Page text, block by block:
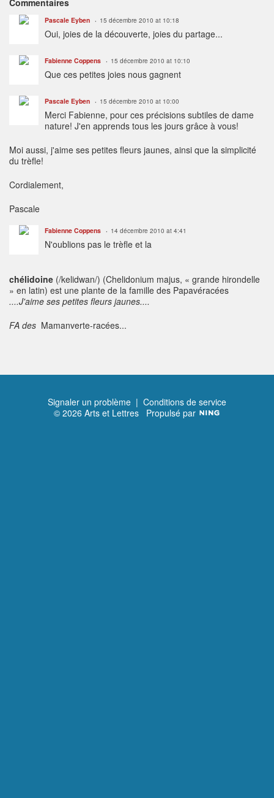
Pascale Eyben 15 décembre 2010 at 10:18
Oui, joies de la découverte, joies du partage...
Fabienne Coppens 15 décembre 2010 at 10:10
Que ces petites joies nous gagnent
Pascale Eyben 15 décembre 2010 at 10:00
Merci Fabienne, pour ces précisions subtiles de dame
nature! J'en apprends tous les jours grâce à vous!
Moi aussi, j'aime ses petites fleurs jaunes, ainsi que la simplicité
du trèfle!
Cordialement,
Pascale
Fabienne Coppens 14 décembre 2010 at 4:41
N'oublions pas le trèfle et la
chélidoine (/kelidwan/) (Chelidonium majus, « grande hirondelle
» en latin) est une plante de la famille des Papavéracées
....J'aime ses petites fleurs jaunes....
FA des Mamanverte-racées...
Signaler un problème | Conditions de service
© 2026 Arts et Lettres Propulsé par